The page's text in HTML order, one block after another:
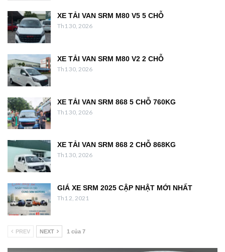
XE TẢI VAN SRM M80 V5 5 CHỖ
Th1 30, 2026
XE TẢI VAN SRM M80 V2 2 CHỖ
Th1 30, 2026
XE TẢI VAN SRM 868 5 CHỖ 760KG
Th1 30, 2026
XE TẢI VAN SRM 868 2 CHỖ 868KG
Th1 30, 2026
GIÁ XE SRM 2025 CẬP NHẬT MỚI NHẤT
Th1 2, 2021
PREV NEXT 1 của 7